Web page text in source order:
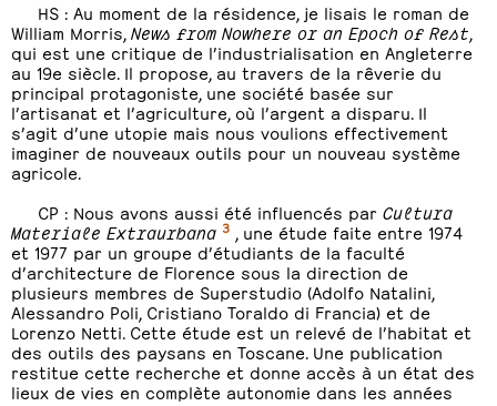
HS : Au moment de la résidence, je lisais le roman de
William Morris, News from Nowhere or an Epoch of Rest
qui est une critique de l’industrialisation en Angleterre
au 19e siècle. Il propose, au travers de la rêverie du
principal protagoniste, une société basée sur
l’artisanat et l’agriculture, où l’argent a disparu. Il
s’agit d’une utopie mais nous voulions effectivement
imaginer de nouveaux outils pour un nouveau système
agricole.
CP : Nous avons aussi été influencés par Cultura
Materiale Extraurbana 3
, une étude faite entre 1974
et 1977 par un groupe d’étudiants de la faculté
d’architecture de Florence sous la direction de
plusieurs membres de Superstudio (Adolfo Natalini,
Alessandro Poli, Cristiano Toraldo di Francia) et de
Lorenzo Netti. Cette étude est un relevé de l’habitat et
des outils des paysans en Toscane. Une publication
restitue cette recherche et donne accès à un état des
lieux de vies en complète autonomie dans les années